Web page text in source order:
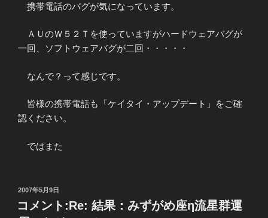
携帯電話のバグが気になっています。
ＡＵのＷ５２Ｔを使っていますがハードウェアバグが
一回、ソフトウェアバグが二回・・・・・
なんで？って感じです。
皆様の携帯電話も「ケイタイ・アップデート」をご確
認ください。
ではまた
投
日:
2007年5月9日
コメント:Re: 結果：みずがめ座η流星群運